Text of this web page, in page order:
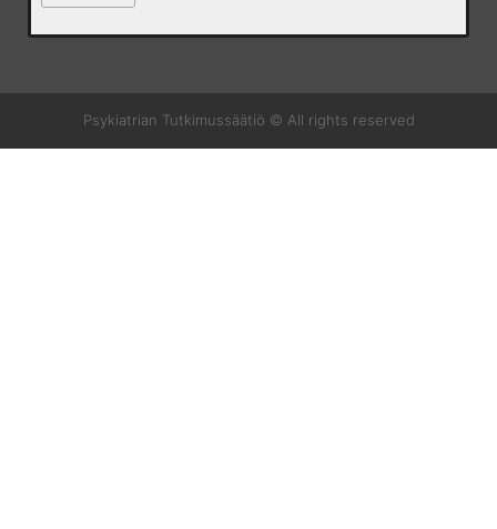
Psykiatrian Tutkimussäätiö © All rights reserved